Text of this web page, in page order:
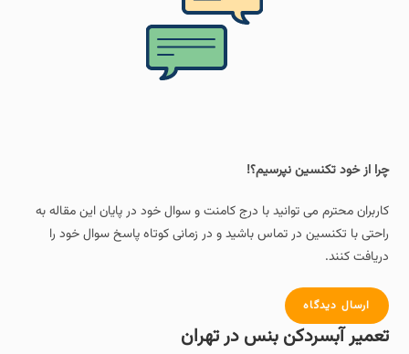
چرا از خود تکنسین نپرسیم؟!
کاربران محترم می توانید با درج کامنت و سوال خود در پایان این مقاله به
راحتی با تکنسین در تماس باشید و در زمانی کوتاه پاسخ سوال خود را
دریافت کنند.
ارسال دیدگاه
تعمیر آبسردکن بنس در تهران